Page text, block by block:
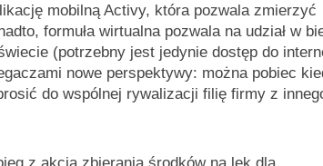
mobilną Activy, która pozwala zmierzyć
formuła wirtualna pozwala na udział w
(potrzebny jest jedynie dostęp do
nowe perspektywy: można pobiec
do wspólnej rywalizacji filię firmy z